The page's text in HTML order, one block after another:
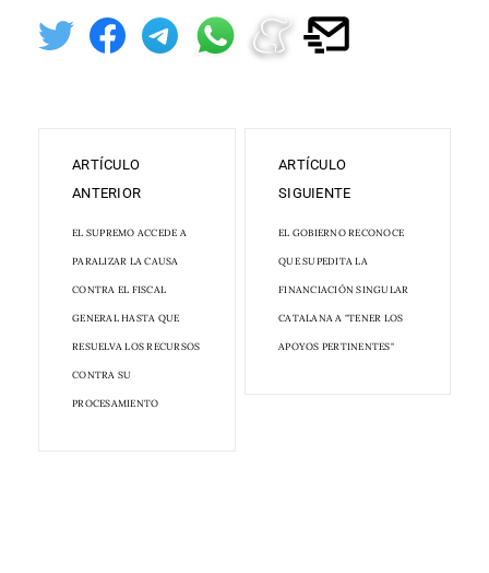
ARTÍCULO
ANTERIOR
EL SUPREMO ACCEDE A
PARALIZAR LA CAUSA
CONTRA EL FISCAL
GENERAL HASTA QUE
RESUELVA LOS RECURSOS
CONTRA SU
PROCESAMIENTO
ARTÍCULO
SIGUIENTE
EL GOBIERNO RECONOCE
QUE SUPEDITA LA
FINANCIACIÓN SINGULAR
CATALANA A "TENER LOS
APOYOS PERTINENTES"